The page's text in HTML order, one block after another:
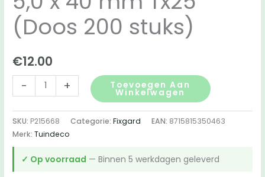
(Doos 200 stuks)
€12.00
-
potdekselschroef
met
zwart
schroefkop
-
+ Toevoegen Aan
Winkelwagen
SKU: P215668 Categorie:Fixgard EAN: 8715815350463
Merk:Tuindeco
✓ Op voorraad — Binnen 5 werkdagen geleverd